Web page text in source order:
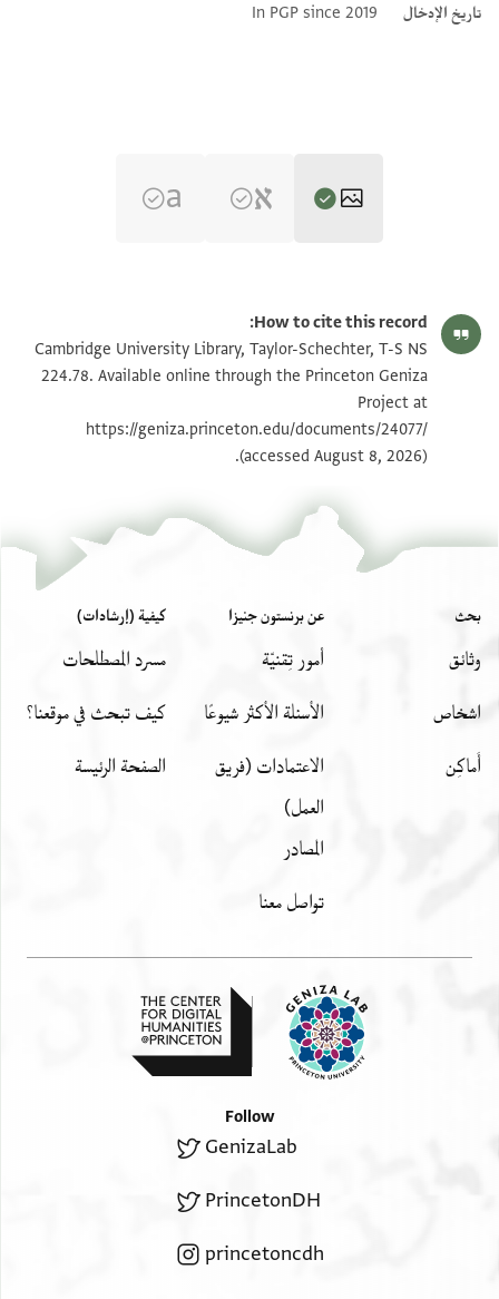
تاريخ الإدخال
In PGP since 2019
T-S NS 224.78 1v تكبير و تدوير
بيان أذونات الصورة
How to cite this record:
Cambridge University Library, Taylor-Schechter, T-S NS
224.78. Available online through the Princeton Geniza
Project at
https://geniza.princeton.edu/documents/24077/
(accessed August 8, 2026).
بحث
وثائق
اشخاص
أَماكِن
عن برنستون جنيزا
أمور تِقنيّة
الأسئلة الأكثر شيوعًا
الاعتمادات (فريق
العمل)
المصادر
تواصل معنا
كيفية (إرشادات)
مسرد المصطلحات
كيف تبحث في موقعنا؟
الصفحة الرئيسة
Follow
GenizaLab
PrincetonDH
princetoncdh